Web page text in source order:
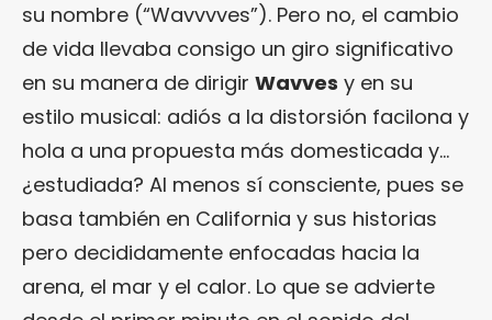
su nombre (“Wavvvves”). Pero no, el cambio
de vida llevaba consigo un giro significativo
en su manera de dirigir Wavves y en su
estilo musical: adiós a la distorsión facilona y
hola a una propuesta más domesticada y…
¿estudiada? Al menos sí consciente, pues se
basa también en California y sus historias
pero decididamente enfocadas hacia la
arena, el mar y el calor. Lo que se advierte